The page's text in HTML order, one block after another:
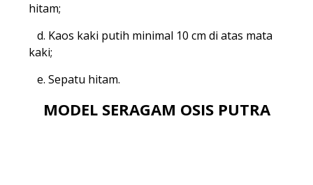
hitam;
d. Kaos kaki putih minimal 10 cm di atas mata
kaki;
e. Sepatu hitam.
MODEL SERAGAM OSIS PUTRA